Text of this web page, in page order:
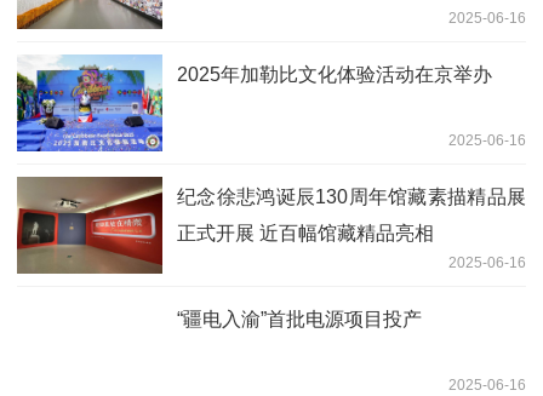
2025-06-16
2025年加勒比文化体验活动在京举办
2025-06-16
纪念徐悲鸿诞辰130周年馆藏素描精品展
正式开展 近百幅馆藏精品亮相
2025-06-16
“疆电入渝”首批电源项目投产
2025-06-16